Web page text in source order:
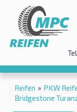
Reifen » PKW
Bridgestone